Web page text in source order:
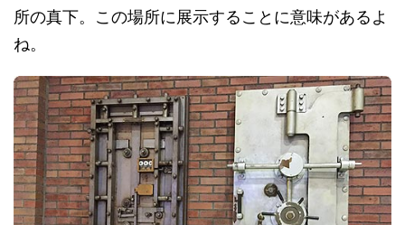
所の真下。この場所に展示することに意味があるよ
ね。